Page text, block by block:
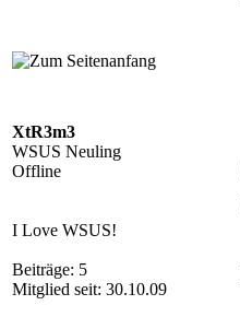
XtR3m3
WSUS Neuling
Offline
I Love WSUS!
Beiträge: 5
Mitglied seit: 30.10.09